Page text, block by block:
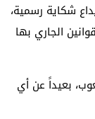
شكاية رسمية،
الجاري بها
بعيداً عن أي